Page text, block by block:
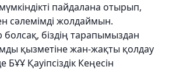
пайдалана отырып,
сәлемімді жолдаймын.
болсақ, біздің тарапымыздан
қызметіне жан-жақты қолдау
БҰҰ Қауіпсіздік Кеңесін